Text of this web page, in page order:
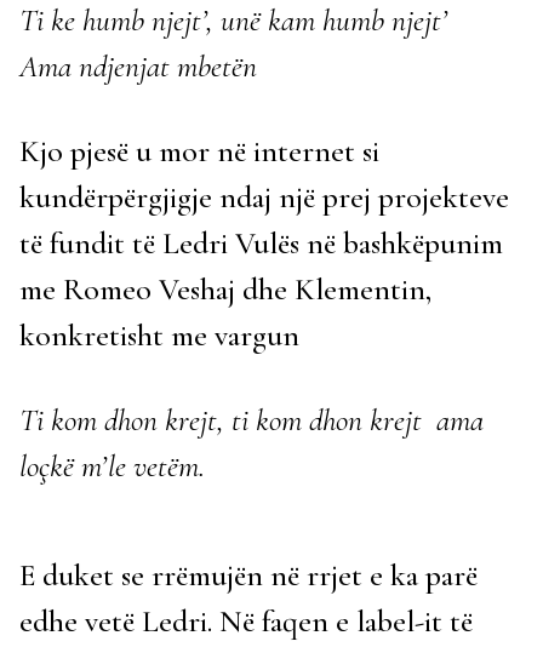
Ti ke humb njejt’, unë kam humb njejt’
Ama ndjenjat mbetën
Kjo pjesë u mor në internet si
kundërpërgjigje ndaj një prej projekteve
të fundit të Ledri Vulës në bashkëpunim
me Romeo Veshaj dhe Klementin,
konkretisht me vargun
Ti kom dhon krejt, ti kom dhon krejt ama
loçkë m’le vetëm.
E duket se rrëmujën në rrjet e ka parë
edhe vetë Ledri. Në faqen e label-it të